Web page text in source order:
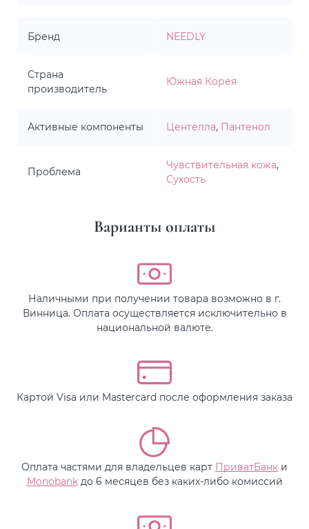
Бренд NEEDLY
Страна
производитель
Южная Корея
Активные компоненты Центелла, Пантенол
Проблема
Чувствительная кожа,
Сухость
Варианты оплаты
Наличными при получении товара возможно в г.
Винница. Оплата осуществляется исключительно в
национальной валюте.
Картой Visa или Mastercard после оформления заказа
Оплата частями для владельцев карт ПриватБанк и
Monobankдо 6 месяцев без каких-либо комиссий